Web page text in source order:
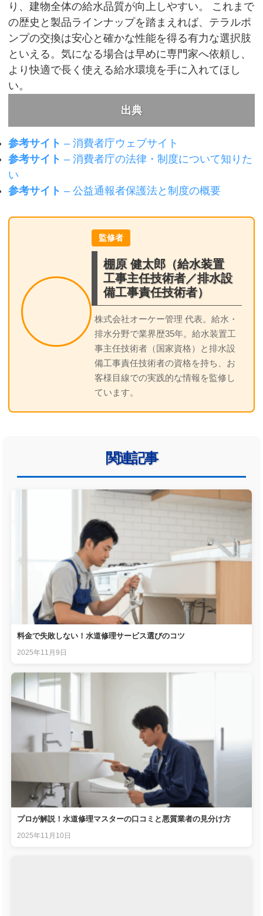
り、建物全体の給水品質が向上しやすい。 これまで
の歴史と製品ラインナップを踏まえれば、テラルポ
ンプの交換は安心と確かな性能を得る有力な選択肢
といえる。気になる場合は早めに専門家へ依頼し、
より快適で長く使える給水環境を手に入れてほし
い。
出典
参考サイト – 消費者庁ウェブサイト
参考サイト – 消費者庁の法律・制度について知りた
い
参考サイト – 公益通報者保護法と制度の概要
監修者
棚原 健太郎（給水装置
工事主任技術者／排水設
備工事責任技術者）
株式会社オーケー管理 代表。給水・
排水分野で業界歴35年。給水装置工
事主任技術者（国家資格）と排水設
備工事責任技術者の資格を持ち、お
客様目線での実践的な情報を監修し
ています。
関連記事
料金で失敗しない！水道修理サービス選びのコツ
2025年11月9日
プロが解説！水道修理マスターの口コミと悪質業者の見分け方
2025年11月10日